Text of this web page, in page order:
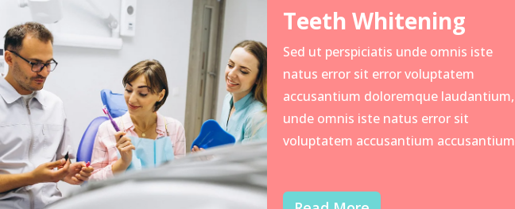
Teeth Whitening
Sed ut perspiciatis unde omnis iste
natus error sit error voluptatem
accusantium doloremque laudantium,
unde omnis iste natus error sit
voluptatem accusantium accusantium